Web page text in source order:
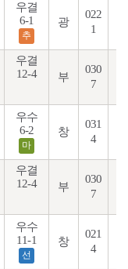
우결
6-1
추
광
022
1
우결
12-4
부
030
7
우수
6-2
마
창
031
4
우결
12-4
부
030
7
우수
11-1
선
창
021
4